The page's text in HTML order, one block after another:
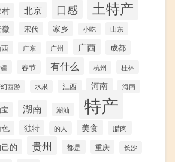
村 北京 口感 土特产
宋代 家乡 小吃 山东
广东 广州 广西 成都
春节 有什么 杭州 桂林
西游 水果 江西 河南 海南
湖南 潮汕 特产
色 独特 的人 美食 腊肉
己的 贵州 都是 重庆
长沙